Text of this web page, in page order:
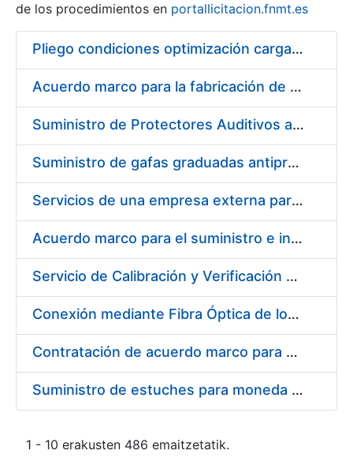
Erakutsi/Ezkutatu
de los procedimientos en portallicitacion.fnmt.es
Pliego condiciones optimización cargas compras firmado
Acuerdo marco para la fabricación de piezas
Suministro de Protectores Auditivos a medida para las personas trabajadoras de los Centros de Trabajo de Madrid y Burgos
Suministro de gafas graduadas antiproyecciones para los trabajadores de la FNMT-RCM en los centros de trabajo de Madrid y Burgos
Servicios de una empresa externa para el asesoramiento y resolución de los recursos de alzada que se presentan relacionados con procesos de selección para la FNMT-RCM
Acuerdo marco para el suministro e instalación de persianas, estores y otros complementos
Servicio de Calibración y Verificación Externa de los Equipos de Medición del Servicio de Prevención de la FNMT-RCM
Conexión mediante Fibra Óptica de los Centros de Proceso de Datos (CPDs) de las sedes de la FNMT-RCM de Burgos y Madrid
Contratación de acuerdo marco para el Suministro de Material de Electricidad para la Fábrica Nacional de Moneda y Timbre-Real Casa de la Moneda en su centro de trabajo de Burgos
Suministro de estuches para moneda de 30 €
1 - 10 erakusten 486 emaitzetatik.